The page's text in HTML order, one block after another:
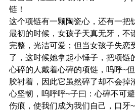
链！
这个项链有一颗陶瓷心，还有一把
最初的时候，女孩子天真无牙，不
完整，光洁可爱；但当女孩子失恋
了，这时候她拿起小锤子，把项链
心碎的人戴着心碎的项链，呜呼~
胶衬着，因此它虽然碎了却不会掉
心坚韧，呜呼呼~子曰：心碎不可
伤痕，使我们成为我们自己，口牙~